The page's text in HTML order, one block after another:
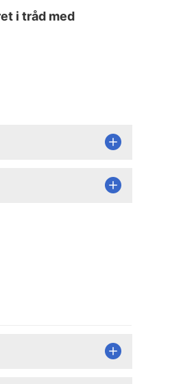
i tråd med